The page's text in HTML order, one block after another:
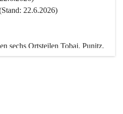
22.6.2026)
sechs Ortsteilen Tobaj, Punitz,
Kroatisch Tschantschendorf,